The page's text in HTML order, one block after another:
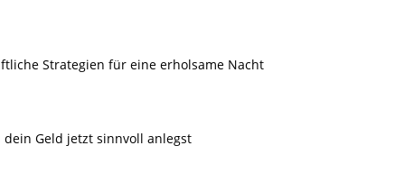
Strategien für eine erholsame Nacht
Geld jetzt sinnvoll anlegst